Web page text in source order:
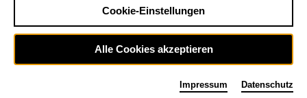
Großes Haus
12:00 Eröffnungswochenende
Cookie-Einstellungen
Alle Cookies akzeptieren
Impressum Datenschutz